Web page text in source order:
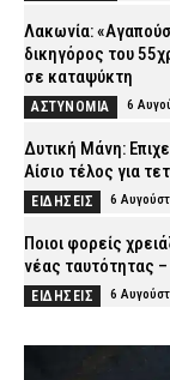
Λακωνία:
δικηγόρος του
σε καταψύκτη
ΑΣΤΥΝΟΜΙΑ 6
Δυτική Μάνη:
Αίσιο τέλος για
ΕΙΔΗΣΕΙΣ 6
Ποιοι φορείς
νέας ταυτότητας
ΕΙΔΗΣΕΙΣ 6
δίπλωμα και